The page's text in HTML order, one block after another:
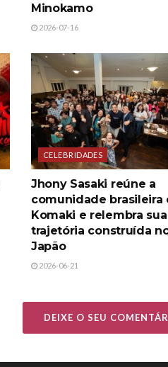
Minokamo
2026-07-16
CELEBRIDADES
Jhony Sasaki reúne a
comunidade brasileira
Komaki e relembra sua
trajetória construída
Japão
2026-06-21
DEIXE O SEU